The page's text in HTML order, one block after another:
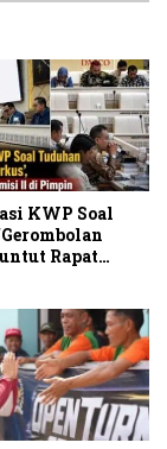
KWP Soal
Rapat